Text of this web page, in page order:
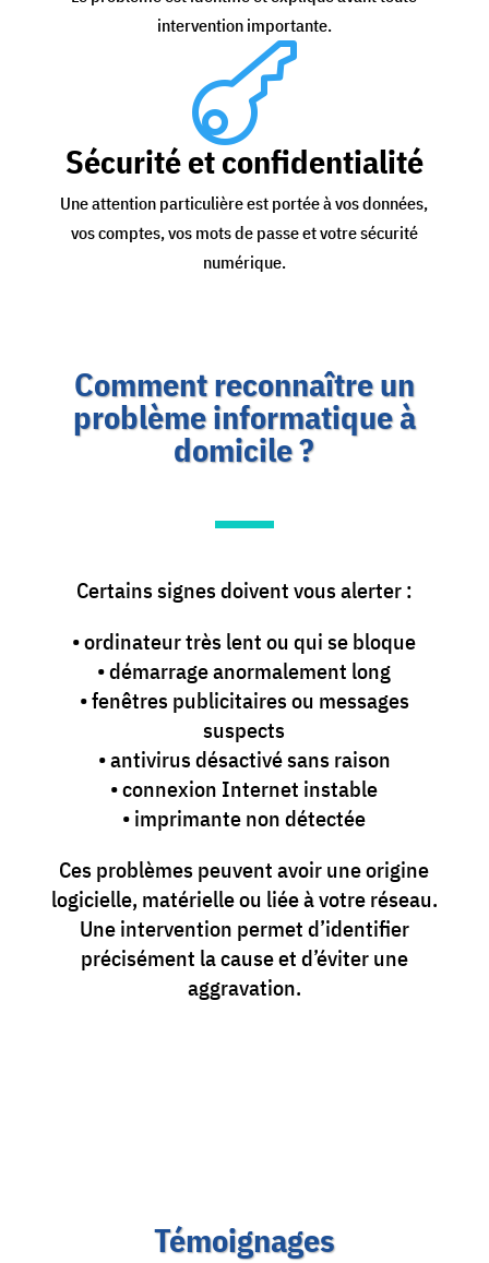
intervention importante.

Sécurité et confidentialité
Une attention particulière est portée à vos données,
vos comptes, vos mots de passe et votre sécurité
numérique.
Comment reconnaître un
problème informatique à
domicile ?
Certains signes doivent vous alerter :
• ordinateur très lent ou qui se bloque
• démarrage anormalement long
• fenêtres publicitaires ou messages
suspects
• antivirus désactivé sans raison
• connexion Internet instable
• imprimante non détectée
Ces problèmes peuvent avoir une origine
logicielle, matérielle ou liée à votre réseau.
Une intervention permet d’identifier
précisément la cause et d’éviter une
aggravation.
Témoignages